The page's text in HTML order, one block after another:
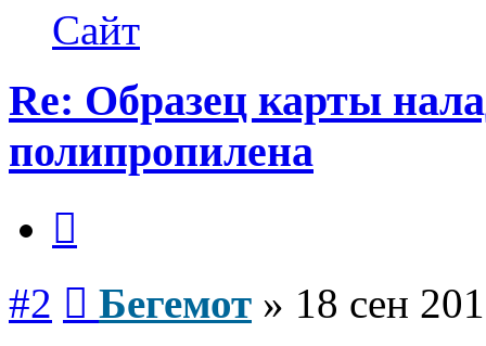
Бегемот
Сайт
Re: Образец карты
полипропилена
#2 Бегемот » 18 сен